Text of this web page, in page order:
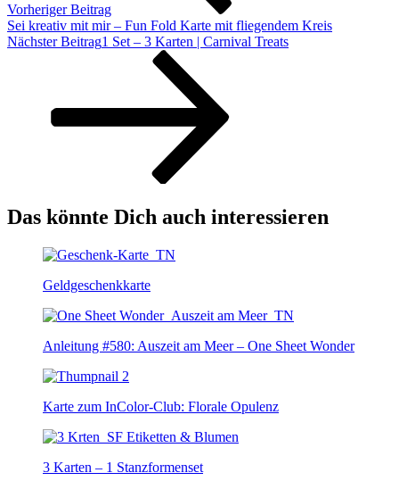
Vorheriger Beitrag
Sei kreativ mit mir – Fun Fold Karte mit fliegendem Kreis
Nächster Beitrag1 Set – 3 Karten | Carnival Treats
Das könnte Dich auch interessieren
Geldgeschenkkarte
Anleitung #580: Auszeit am Meer – One Sheet Wonder
Karte zum InColor-Club: Florale Opulenz
3 Karten – 1 Stanzformenset